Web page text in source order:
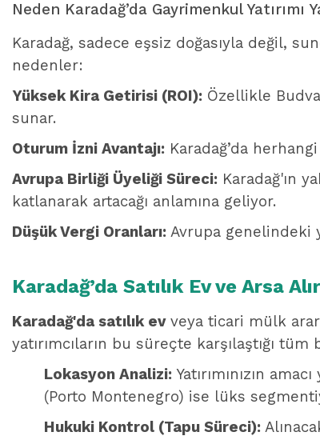
Neden Karadağ’da Gayrimenkul Yatırımı
Karadağ, sadece eşsiz doğasıyla değil,
nedenler:
Yüksek Kira Getirisi (ROI): Özellikle
sunar.
Oturum İzni Avantajı: Karadağ’da
Avrupa Birliği Üyeliği Süreci: Karadağ'ın
katlanarak artacağı anlamına geliyor.
Düşük Vergi Oranları: Avrupa genelindeki
Karadağ’da Satılık Ev ve Arsa
Karadağ'da satılık evveya ticari mülk
yatırımcıların bu süreçte karşılaştığı
Lokasyon Analizi: Yatırımınızın
(Porto Montenegro) ise lüks
Hukuki Kontrol (Tapu Süreci):